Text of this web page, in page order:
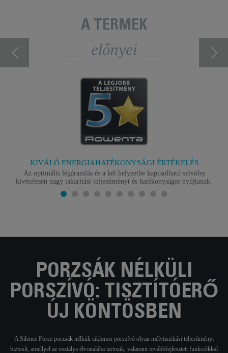
A TERMÉK
előnyei
KIVÁLÓ ENERGIAHATÉKONYSÁGI ÉRTÉKELÉS
Az optimális légáramlás és a két helyzetbe kapcsolható szívófej
kivételesen nagy takarítási teljesítményt és hatékonyságot nyújtanak.
PORZSÁK NÉLKÜLI
PORSZÍVÓ: TISZTÍTÓERŐ
ÚJ KÖNTÖSBEN
A Silence Force porzsák nélküli ciklonos porszívó olyan mélytisztítási teljesítményt
biztosít, amellyel az osztálya élvonalába tartozik, valamint továbbfejlesztett funkciókkal